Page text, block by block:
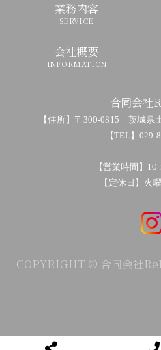
業務内容
SERVICE
会社概要
INFORMATION
合同会社
【住所】〒300-0815 茨城県
【TEL】
【営業時間】10
【定休日】火
COPYRIGHT © 合同会社